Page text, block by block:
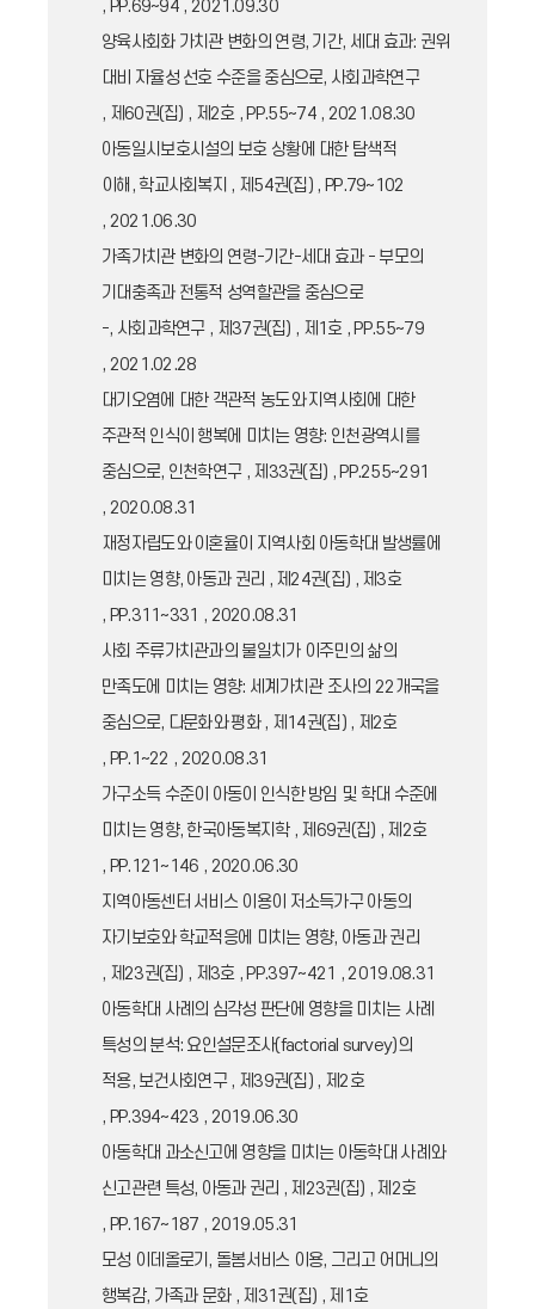
, PP.69~94 , 2021.09.30
양육사회화 가치관 변화의 연령, 기간, 세대 효과: 권위
대비 자율성 선호 수준을 중심으로, 사회과학연구
, 제60권(집) , 제2호 , PP.55~74 , 2021.08.30
아동일시보호시설의 보호 상황에 대한 탐색적
이해, 학교사회복지 , 제54권(집) , PP.79~102
, 2021.06.30
가족가치관 변화의 연령-기간-세대 효과 - 부모의
기대충족과 전통적 성역할관을 중심으로
-, 사회과학연구 , 제37권(집) , 제1호 , PP.55~79
, 2021.02.28
대기오염에 대한 객관적 농도와 지역사회에 대한
주관적 인식이 행복에 미치는 영향: 인천광역시를
중심으로, 인천학연구 , 제33권(집) , PP.255~291
, 2020.08.31
재정자립도와 이혼율이 지역사회 아동학대 발생률에
미치는 영향, 아동과 권리 , 제24권(집) , 제3호
, PP.311~331 , 2020.08.31
사회 주류가치관과의 불일치가 이주민의 삶의
만족도에 미치는 영향: 세계가치관 조사의 22개국을
중심으로, 다문화와 평화 , 제14권(집) , 제2호
, PP.1~22 , 2020.08.31
가구소득 수준이 아동이 인식한 방임 및 학대 수준에
미치는 영향, 한국아동복지학 , 제69권(집) , 제2호
, PP.121~146 , 2020.06.30
지역아동센터 서비스 이용이 저소득가구 아동의
자기보호와 학교적응에 미치는 영향, 아동과 권리
, 제23권(집) , 제3호 , PP.397~421 , 2019.08.31
아동학대 사례의 심각성 판단에 영향을 미치는 사례
특성의 분석: 요인설문조사(factorial survey)의
적용, 보건사회연구 , 제39권(집) , 제2호
, PP.394~423 , 2019.06.30
아동학대 과소신고에 영향을 미치는 아동학대 사례와
신고관련 특성, 아동과 권리 , 제23권(집) , 제2호
, PP.167~187 , 2019.05.31
모성 이데올로기, 돌봄서비스 이용, 그리고 어머니의
행복감, 가족과 문화 , 제31권(집) , 제1호